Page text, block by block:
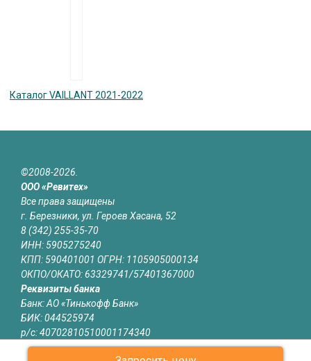
Каталог VAILLANT 2021-2022
©2008-2026.
ООО «Ревитех»
Все права защищены
г. Березники, ул. Героев Хасана, 52
8 (342) 255-35-70
ИНН: 5905275240
КПП: 590401001 ОГРН: 1105905000134
ОКПО/ОКАТО: 63329741/57401367000
Реквизиты банка
Банк: АО «Тинькофф Банк»
БИК: 044525974
р/с: 40702810510001174340
к/с: 30101810145250000974